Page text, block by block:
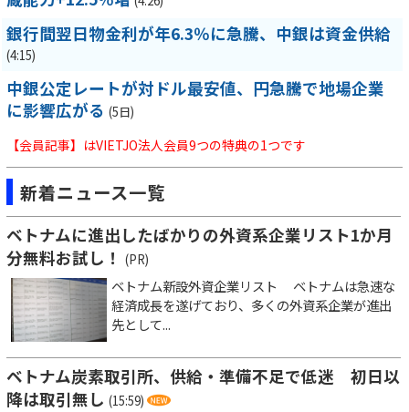
銀行間翌日物金利が年6.3％に急騰、中銀は資金供給
(4:15)
中銀公定レートが対ドル最安値、円急騰で地場企業
に影響広がる (5日)
【会員記事】はVIETJO法人会員9つの特典の1つです
新着ニュース一覧
ベトナムに進出したばかりの外資系企業リスト1か月
分無料お試し！
(PR)
ベトナム新設外資企業リスト ベトナムは急速な
経済成長を遂げており、多くの外資系企業が進出
先として...
ベトナム炭素取引所、供給・準備不足で低迷 初日以
降は取引無し (15:59)